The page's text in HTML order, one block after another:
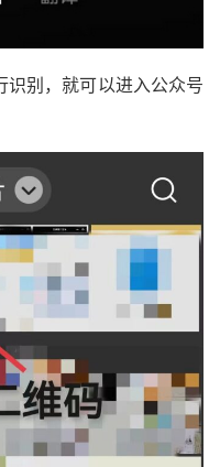
识别，就可以进入公众号